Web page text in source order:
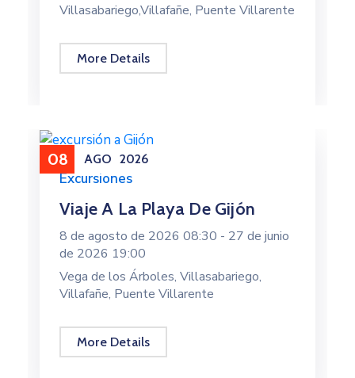
Villasabariego,Villafañe, Puente Villarente
More Details
08 AGO 2026
Excursiones
Viaje A La Playa De Gijón
8 de agosto de 2026 08:30 - 27 de junio
de 2026 19:00
Vega de los Árboles, Villasabariego,
Villafañe, Puente Villarente
More Details